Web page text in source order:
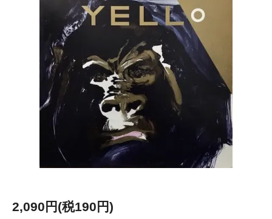
2,090円(税190円)